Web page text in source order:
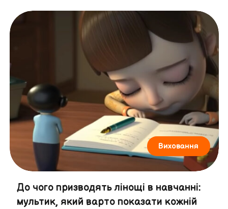
Виховання
До чого призводять лінощі в навчанні:
мультик, який варто показати кожній